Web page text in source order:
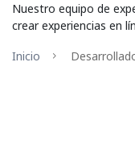
Nuestro equipo de
crear experiencias en
Inicio